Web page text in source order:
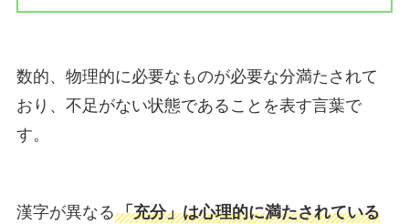
数的、物理的に必要なものが必要な分満たされて
おり、不足がない状態であることを表す言葉で
す。
漢字が異なる「充分」は心理的に満たされている